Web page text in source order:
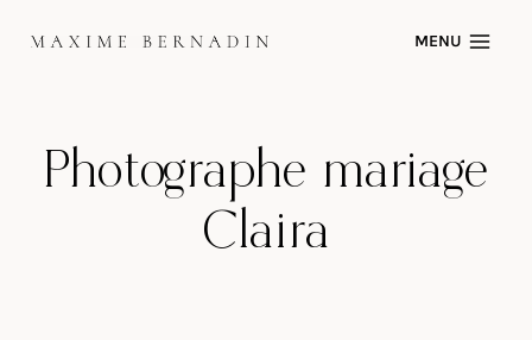
MENU
Photographe mariage
Claira